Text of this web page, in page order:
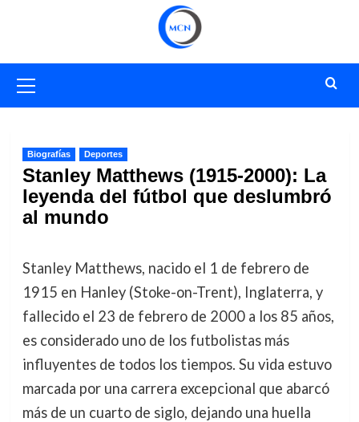
primario
Biografías Deportes
Stanley Matthews (1915-2000): La
leyenda del fútbol que deslumbró
al mundo
Stanley Matthews, nacido el 1 de febrero de
1915 en Hanley (Stoke-on-Trent), Inglaterra, y
fallecido el 23 de febrero de 2000 a los 85 años,
es considerado uno de los futbolistas más
influyentes de todos los tiempos. Su vida estuvo
marcada por una carrera excepcional que abarcó
más de un cuarto de siglo, dejando una huella